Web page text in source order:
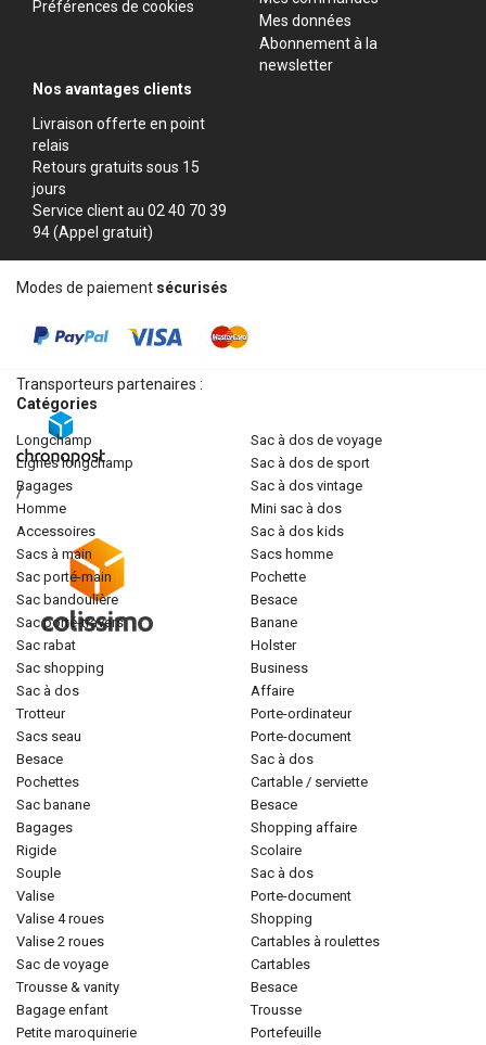
Préférences de cookies
Mes données
Abonnement à la
newsletter
Nos avantages clients
Livraison offerte en point
relais
Retours gratuits sous 15
jours
Service client au 02 40 70 39
94 (Appel gratuit)
Modes de paiement sécurisés
Transporteurs partenaires :
/
Catégories
longchamp
lignes longchamp
bagages
homme
accessoires
sacs à main
sac porté-main
sac bandoulière
sac porté-travers
sac rabat
sac shopping
sac à dos
trotteur
sacs seau
besace
pochettes
sac banane
bagages
rigide
souple
valise
valise 4 roues
valise 2 roues
sac de voyage
trousse & vanity
bagage enfant
petite maroquinerie
sac à dos de voyage
sac à dos de sport
sac à dos vintage
mini sac à dos
sac à dos kids
sacs homme
pochette
besace
banane
holster
business
affaire
porte-ordinateur
porte-document
sac à dos
cartable / serviette
besace
shopping affaire
scolaire
sac à dos
porte-document
shopping
cartables à roulettes
cartables
besace
trousse
portefeuille